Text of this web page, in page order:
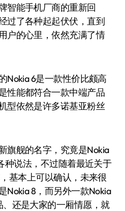
智能手机厂商的重新回
过了各种起起伏伏，直到
户的心里，依然充满了情
Nokia 6是一款性价比颇高
性能都符合一款中端产品
型依然是许多诺基亚粉丝
旗舰的名字，究竟是Nokia
种说法，不过随着最近关于
基本上可以确认，未来很
Nokia 8，而另外一款Nokia
还是大家的一厢情愿，就